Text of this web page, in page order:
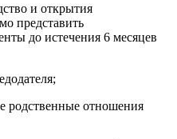
и открытия
представить
до истечения 6 месяцев
отношения